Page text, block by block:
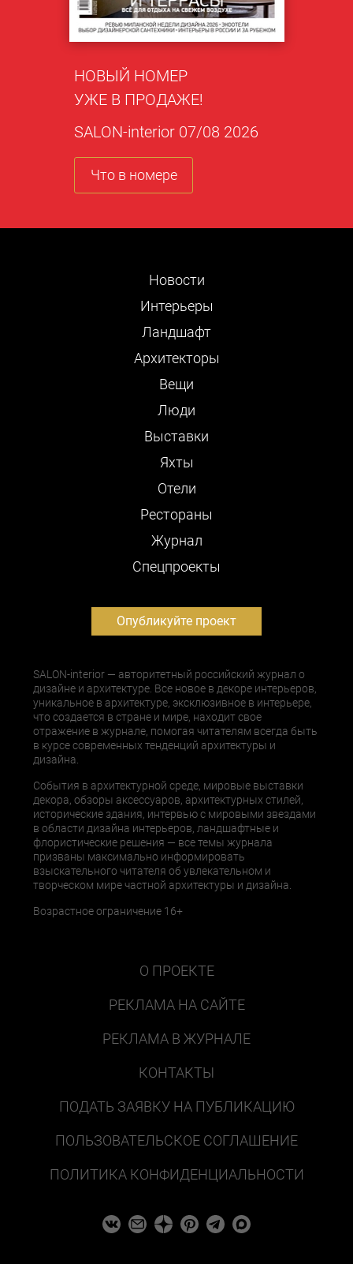
НОВЫЙ НОМЕР
УЖЕ В ПРОДАЖЕ!
SALON-interior 07/08 2026
Что в номере
Новости
Интерьеры
Ландшафт
Архитекторы
Вещи
Люди
Выставки
Яхты
Отели
Рестораны
Журнал
Cпецпроекты
Опубликуйте проект
SALON-interior — авторитетный российский журнал о
дизайне и архитектуре. Все новое в декоре интерьеров,
уникальное в архитектуре, эксклюзивное в интерьере,
что создается в стране и мире, находит свое
отражение в журнале, помогая читателям всегда быть
в курсе современных тенденций архитектуры и
дизайна.
События в архитектурной среде, мировые выставки
декора, обзоры аксессуаров, архитектурных стилей,
исторические здания, интервью с мировыми звездами
в области дизайна интерьеров, ландшафтные и
флористические решения — все темы журнала
призваны максимально информировать
взыскательного читателя об увлекательном и
творческом мире частной архитектуры и дизайна.
Возрастное ограничение 16+
О ПРОЕКТЕ
РЕКЛАМА НА САЙТЕ
РЕКЛАМА В ЖУРНАЛЕ
КОНТАКТЫ
ПОДАТЬ ЗАЯВКУ НА ПУБЛИКАЦИЮ
ПОЛЬЗОВАТЕЛЬСКОЕ СОГЛАШЕНИЕ
ПОЛИТИКА КОНФИДЕНЦИАЛЬНОСТИ